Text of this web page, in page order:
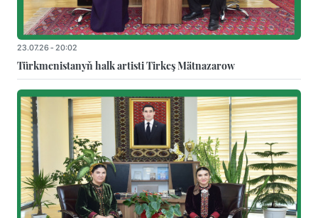
23.07.26 - 20:02
Türkmenistanyň halk artisti Tirkeş Mätnazarow